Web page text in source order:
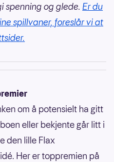
spenning og glede. Er du
spillvaner, foreslår vi at
om å potensielt ha gitt
eller bekjente går litt i
den lille Flax
Her er toppremien på